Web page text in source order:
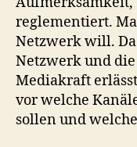
reglementiert.
Netzwerk will.
Netzwerk und
Mediakraft
vor welche
sollen und